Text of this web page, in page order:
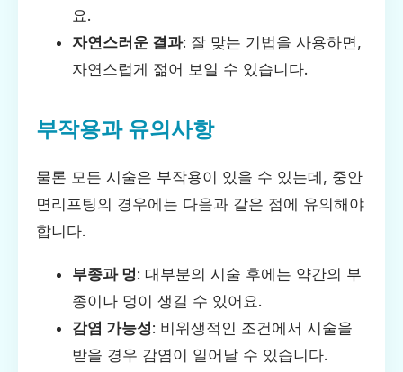
요.
자연스러운 결과: 잘 맞는 기법을 사용하면,
자연스럽게 젊어 보일 수 있습니다.
부작용과 유의사항
물론 모든 시술은 부작용이 있을 수 있는데, 중안
면리프팅의 경우에는 다음과 같은 점에 유의해야
합니다.
부종과 멍: 대부분의 시술 후에는 약간의 부
종이나 멍이 생길 수 있어요.
감염 가능성: 비위생적인 조건에서 시술을
받을 경우 감염이 일어날 수 있습니다.